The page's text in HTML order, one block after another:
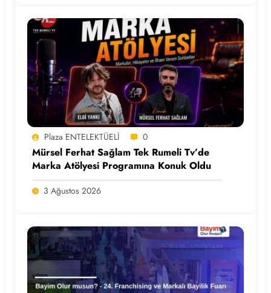
Plaza ENTELEKTÜELİ 0
Mürsel Ferhat Sağlam Tek Rumeli Tv’de
Marka Atölyesi Programına Konuk Oldu
3 Ağustos 2026